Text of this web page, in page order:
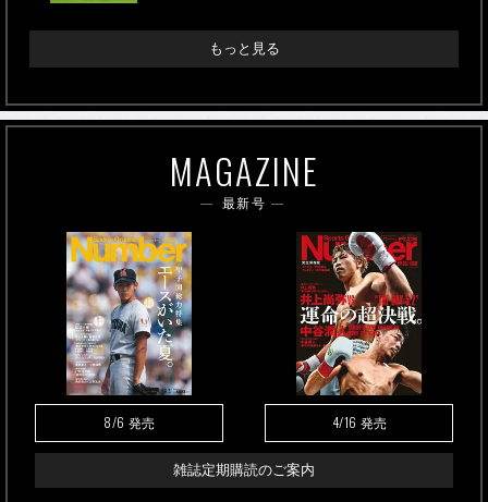
もっと見る
MAGAZINE
最新号
8/6 発売 4/16 発売
雑誌定期購読のご案内